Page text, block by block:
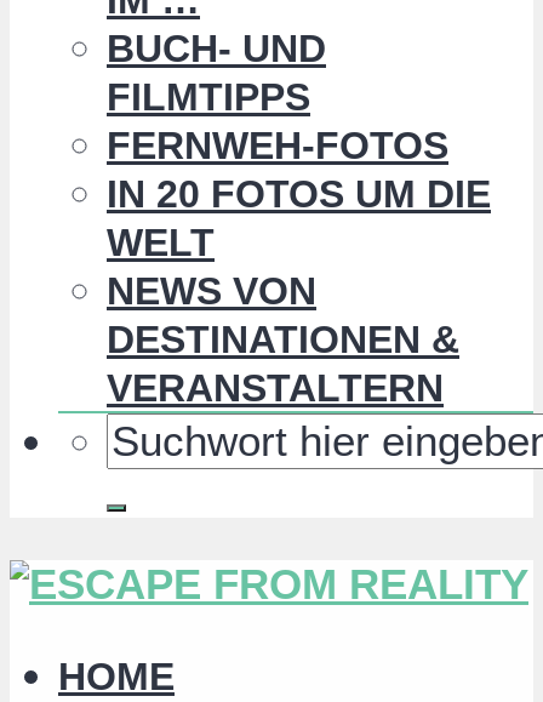
BUCH- UND
FILMTIPPS
FERNWEH-FOTOS
IN 20 FOTOS UM DIE
WELT
NEWS VON
DESTINATIONEN &
VERANSTALTERN
HOME